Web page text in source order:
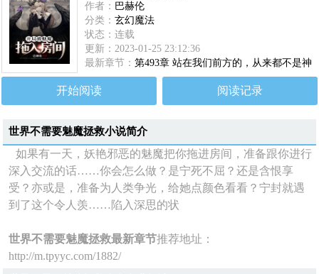
作者： 巴赫伦
分类：玄幻魔法
状态：连载
更新：2023-01-25 23:12:36
最新章节：第493章 站在我们前方的，从来都不是神
灵
开始阅读 阅读记录
世界不需要魅魔拯救小说简介
如果有一天，妖艳邪恶的魅魔把你拖进房间，准备跟你进行
深入交流的话……你会怎么做？是宁死不屈？还是含恨享
受？亦或是，准备为人类争光，给她点颜色看看？宁封就遇
到了这个令人羡……陷入深思的状
世界不需要魅魔拯救最新章节推荐地址：
http://m.tpyyc.com/1882/